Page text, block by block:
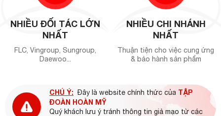
NHIỀU ĐỐI TÁC LỚN
NHẤT
FLC, Vingroup, Sungroup,
Daewoo...
NHIỀU CHI NHÁNH
NHẤT
Thuận tiện cho việc cung ứng
& bảo hành sản phẩm
CHÚ Ý: Đây là website chính thức của TẬP
ĐOÀN HOÀN MỸ
Quý khách lưu ý tránh thông tin giả mạo từ các